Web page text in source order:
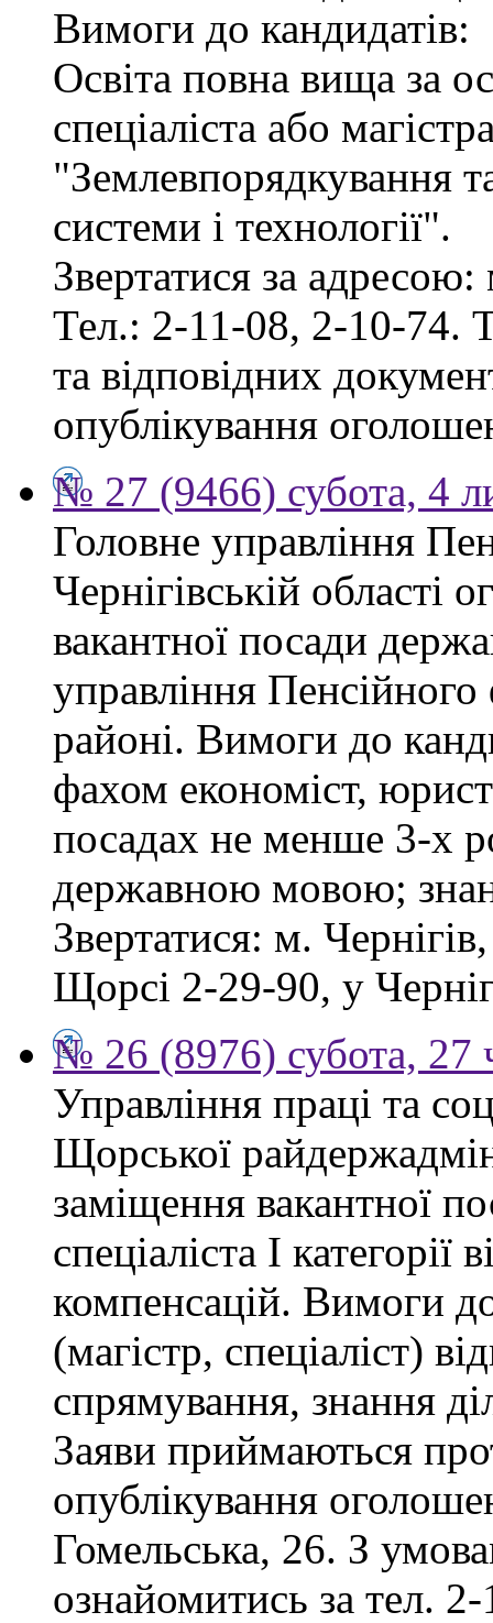
Вимоги до кандидатів:
Освіта повна вища за
спеціаліста або
"Землевпорядкування
системи і технології".
Звертатися за
Тел.: 2-11-08, 2-10-74.
та відповідних
опублікування
№ 27 (9466) субота, 4
Головне управління
Чернігівській області
вакантної посади
управління
районі. Вимоги до
фахом економіст,
посадах не менше 3-х
державною мовою;
Звертатися: м.
Щорсі 2-29-90, у
№ 26 (8976) субота, 27
Управління праці та
Щорської
заміщення вакантної
спеціаліста І
компенсацій. Вимоги
(магістр, спеціаліст)
спрямування, знання
Заяви приймаються
опублікування
Гомельська, 26. З
ознайомитись за тел.